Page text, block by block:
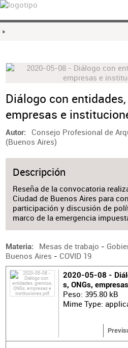
»
Diálogo con
empresas e
Autor
Consejo Profesional de
(Buenos Aires)
Descripción
Reseña de la convocatoria
Ciudad de Buenos Aires para
participación y discusión de
marco de la emergencia
Materia Mesas de trabajo -
Buenos Aires - COVID 19
2020-05-08 -
s, ONGs,
Peso: 395.80 kB
Mime Type: